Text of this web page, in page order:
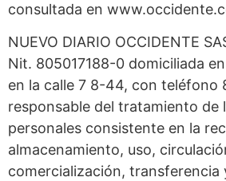
consultada en
NUEVO DIARIO OCCIDENTE
Nit. 805017188-0 domiciliada
en la calle 7 8-44, con teléfono
responsable del tratamiento de
personales consistente en la
almacenamiento, uso,
comercialización, transferencia